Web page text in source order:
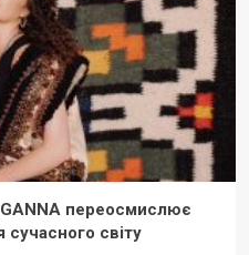
GANNA переосмислює
світу